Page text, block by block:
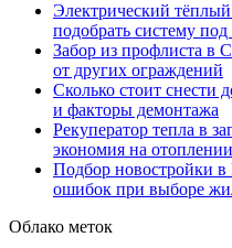
Электрический
подобрать систему
Забор из профлиста в
от других ограждений
Сколько стоит снести
и факторы демонтажа
Рекуператор тепла в
экономия на
Подбор новостройки
ошибок при выборе
Облако меток